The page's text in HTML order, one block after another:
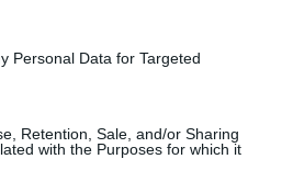
Personal Data for Targeted
Retention, Sale, and/or Sharing
with the Purposes for which it